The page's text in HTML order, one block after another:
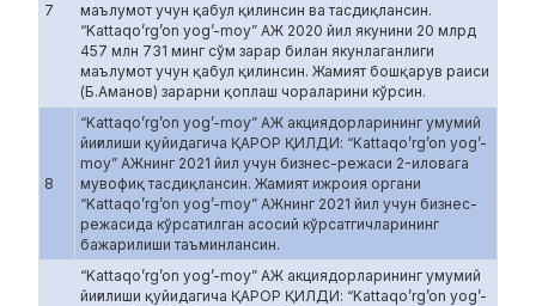
7
маълумот учун қабул қилинсин ва тасдиқлансин.
“Kattaqo’rg’on yog’-moy” АЖ 2020 йил якунини 20 млрд
457 млн 731 минг сўм зарар билан якунлаганлиги
маълумот учун қабул қилинсин. Жамият бошқарув раиси
(Б.Аманов) зарарни қоплаш чораларини кўрсин.
8
“Kattaqo’rg’on yog’-moy” АЖ акциядорларининг умумий
йиғилиши қуйидагича ҚАРОР ҚИЛДИ: “Kattaqo’rg’on yog’-
moy” АЖнинг 2021 йил учун бизнес-режаси 2-иловага
мувофиқ тасдиқлансин. Жамият ижроия органи
“Kattaqo’rg’on yog’-moy” АЖнинг 2021 йил учун бизнес-
режасида кўрсатилган асосий кўрсатгичларининг
бажарилиши таъминлансин.
“Kattaqo’rg’on yog’-moy” АЖ акциядорларининг умумий
йиғилиши қуйидагича ҚАРОР ҚИЛДИ: “Kattaqo’rg’on yog’-